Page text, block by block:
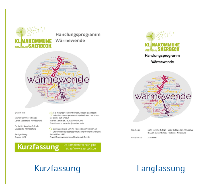
Kurzfassung Langfassung